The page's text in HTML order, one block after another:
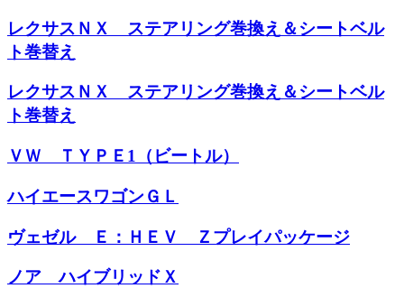
レクサスＮＸ ステアリング巻換え＆シートベル
ト巻替え
レクサスＮＸ ステアリング巻換え＆シートベル
ト巻替え
ＶＷ ＴＹＰＥ1（ビートル）
ハイエースワゴンＧＬ
ヴェゼル Ｅ：ＨＥＶ Ｚプレイパッケージ
ノア ハイブリッドＸ